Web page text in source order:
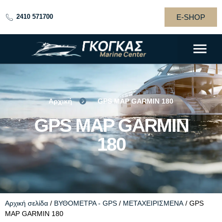
E-SHOP
2410 571700
GPS MAP GARMIN
180
Αρχική GPS MAP GARMIN 180
GPS MAP GARMIN
180
Αρχική σελίδα / ΒΥΘΟΜΕΤΡΑ - GPS / ΜΕΤΑΧΕΙΡΙΣΜΕΝΑ / GPS
MAP GARMIN 180